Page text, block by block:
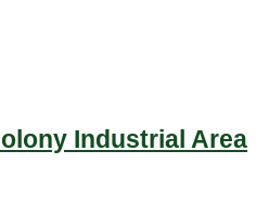
Industrial Area